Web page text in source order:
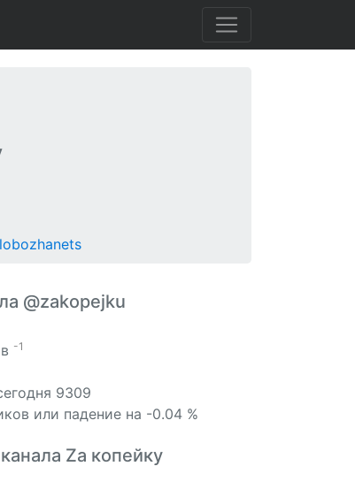
@zakopejku
-1
9309
или падение на -0.04 %
Za копейку